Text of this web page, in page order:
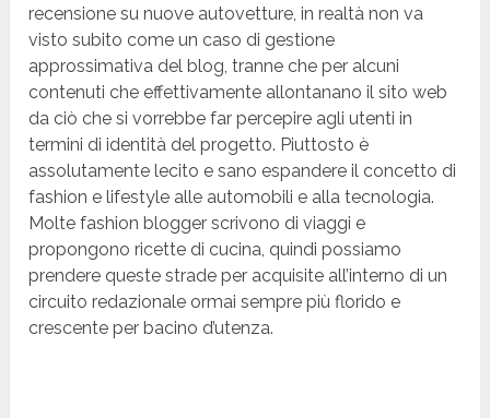
recensione su nuove autovetture, in realtà non va
visto subito come un caso di gestione
approssimativa del blog, tranne che per alcuni
contenuti che effettivamente allontanano il sito web
da ciò che si vorrebbe far percepire agli utenti in
termini di identità del progetto. Piuttosto è
assolutamente lecito e sano espandere il concetto di
fashion e lifestyle alle automobili e alla tecnologia.
Molte fashion blogger scrivono di viaggi e
propongono ricette di cucina, quindi possiamo
prendere queste strade per acquisite all’interno di un
circuito redazionale ormai sempre più florido e
crescente per bacino d’utenza.